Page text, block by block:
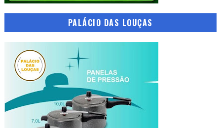
PALÁCIO DAS LOUÇAS